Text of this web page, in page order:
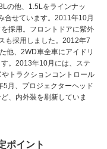
の他、1.5Lをラインナッ
合せています。2011年10月
採用。フロントドアに紫外
も採用しました。2012年7
他、2WD車全車にアイドリ
。2013年10月には、ステ
トラクションコントロール
月、プロジェクターヘッド
、内外装を刷新していま
ポイント